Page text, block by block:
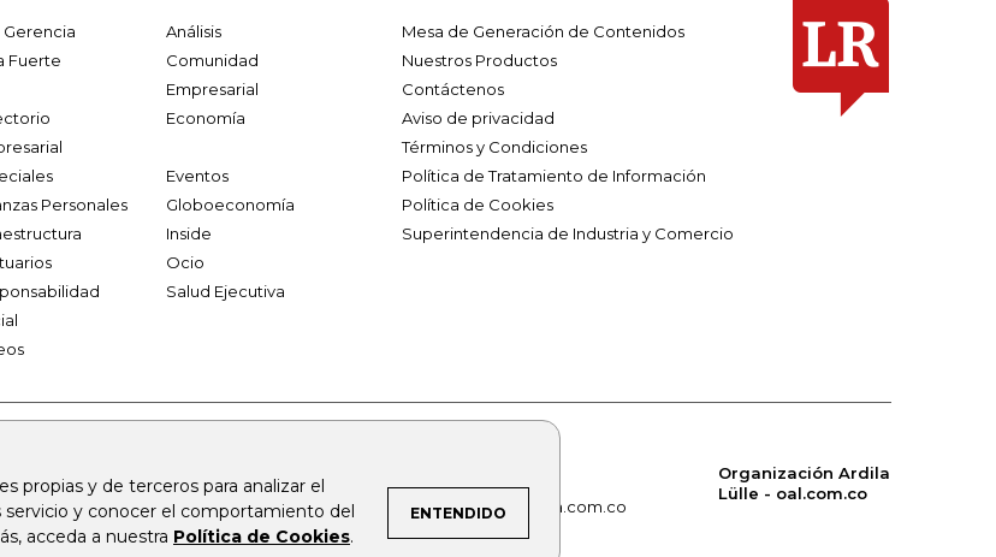
propias y de terceros para analizar el
servicio y conocer el comportamiento del
acceda a nuestra Política de Cookies.
ENTENDIDO
Gerencia
Análisis
Fuerte
Comunidad
Empresarial
Economía
Eventos
Personales
Globoeconomía
Inside
Ocio
Salud Ejecutiva
Mesa de Generación de Contenidos
Nuestros Productos
Contáctenos
Aviso de privacidad
Términos y Condiciones
Política de Tratamiento de Información
Política de Cookies
Superintendencia de Industria y Comercio
firmasdeabogados.com
bolsaencolombia.com
rcnradio.com noticiasrcn.com lafm.com.co
alerta.com.co
Organización Ardila
Lülle - oal.com.co